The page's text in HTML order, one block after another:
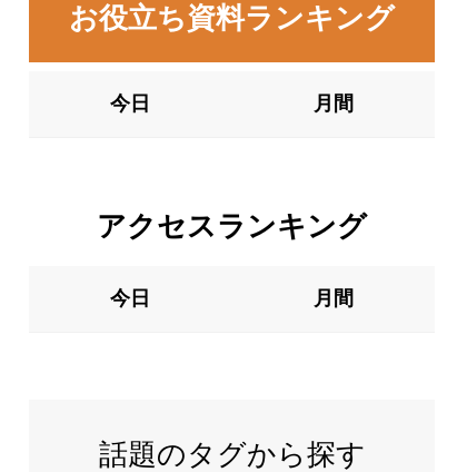
お役立ち資料ランキング
今日 月間
アクセスランキング
今日 月間
話題のタグから探す